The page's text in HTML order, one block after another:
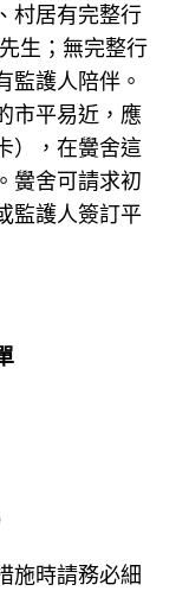
村居有完整行
生；無完整行
監護人陪伴。
市平易近，應
），在黌舍這
黌舍可請求初
監護人簽訂平
施時請務必細